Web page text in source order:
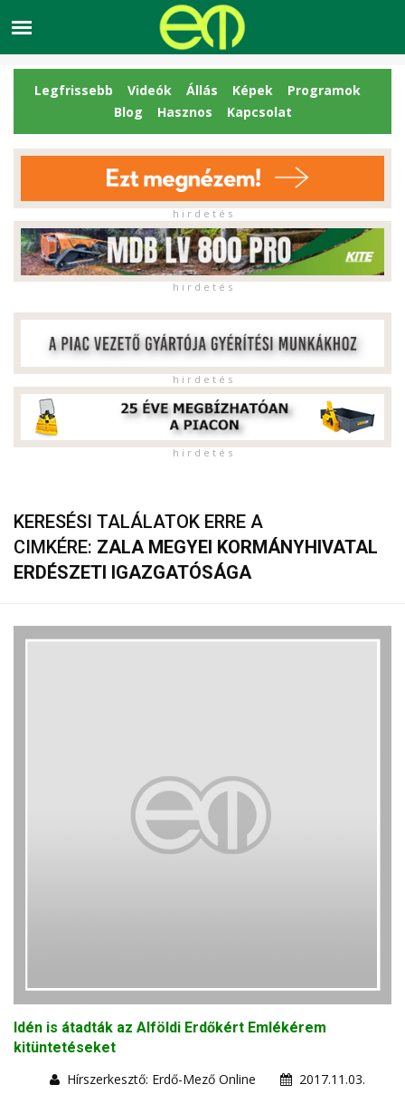
Legfrissebb Videók Állás Képek
Programok
Blog
Hasznos Kapcsolat
h i r d e t é s
h i r d e t é s
h i r d e t é s
h i r d e t é s
KERESÉSI TALÁLATOK ERRE A
CIMKÉRE: ZALA MEGYEI KORMÁNYHIVATAL
ERDÉSZETI IGAZGATÓSÁGA
Idén is átadták az Alföldi Erdőkért Emlékérem
kitüntetéseket
Hírszerkesztő: Erdő-Mező Online
2017.11.03.